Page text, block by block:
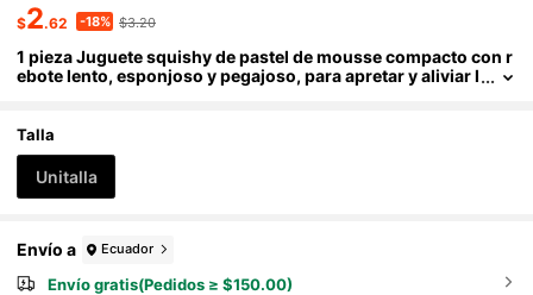
$2.62 -18% $3.20
1 pieza Juguete squishy de pastel de mousse compacto con r
ebote lento, esponjoso y pegajoso, para apretar y aliviar l
único y delicado para parejas que viajan.
Talla
Unitalla
Envío a Ecuador
Envío gratis(Pedidos ≥ $150.00)